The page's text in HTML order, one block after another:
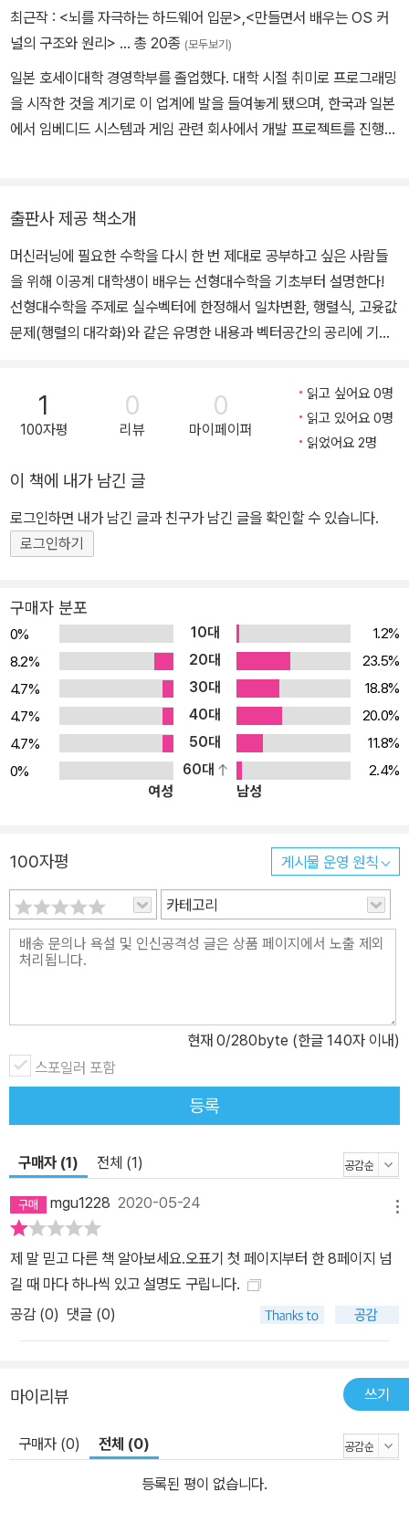
활동함. 최근에는 머신 러닝을 비롯한 데이터 활용 기술의 기초를 세
상에 알리기 위해 강연하거나 잡지 기고 및 서적 집필에도 주력하고
용기술』, 『Docker 실천 입문』, 『IT 엔지니어를 위한 머신 러닝 이론
입문』(모두 기술평론사), 『Tensorflow로 배우는 딥러닝 입문』(마
이나비 출판) 등이 있음.
최근작 : <뇌를 자극하는 하드웨어 입문>,<만들면서 배우는 OS 커
널의 구조와 원리> … 총 20종 (모두보기)
일본 호세이대학 경영학부를 졸업했다. 대학 시절 취미로 프로그래밍
을 시작한 것을 계기로 이 업계에 발을 들여놓게 됐으며, 한국과 일본
에서 임베디드 시스템과 게임 관련 회사에서 개발 프로젝트를 진행했
서》 《유니티 UI 디자인 교과서》 《머신러닝 이론 입문》 《모던 C 언어
프로그래밍》 《따라 하면서 배우는 유니티 3D 입문》이 있으며, 저서
로는 《만들면서 배우는 OS커널의 구조와 원리》 《뇌를 자극하는 하
드웨어 입문》이 있다.
출판사 제공 책소개
머신러닝에 필요한 수학을 다시 한 번 제대로 공부하고 싶은 사람들
을 위해 이공계 대학생이 배우는 선형대수학을 기초부터 설명한다!
선형대수학을 주제로 실수벡터에 한정해서 일차변환, 행렬식, 고윳값
문제(행렬의 대각화)와 같은 유명한 내용과 벡터공간의 공리에 기반
렬식의 성질이나 대칭행렬의 대각화처럼 '그 결과는 알지만 그것이
왜 성립하는지 알 수 없는' 내용이 많습니다. 이 책은 정의를 기반으로
논리를 엄밀하게 전개하고 계산을 차근차근 진행합니다. 각각의 내용
기구를 준비하고 이 책에 나오는 설명과 함께 수식에 기반한 논리 전
개를 반드시 손수 재현해 보기 바랍니다. 그리고 직감적인 이해에 머
무르지 않는 '엄밀한 수학'의 세계를 다시 한 번 되돌아보고 즐겁게 음
미해 보기 바랍니다. ★ 이 책의 특징 ★ ◎ 머신러닝에 필요한 세 분
다. ◎ 새롭게 다시 공부하는 재입문자가 이해하기 쉽게끔 정의와 정
리를 토대로 친절하고 상세하게 설명합니다. ◎ 각 장의 마지막에 이
해를 돕기 위한 연습문제가 있습니다. ★ 이 책의 대상 독자 ★ 대학
교 1, 2학년 때 배운 수학을 다시 한 번 기초부터 공부하고 싶은 개발
자나 이공계 고등학교 수학 지식이 필요한 사람. 이공계 대학교 1, 2
학년생이 처음 배우는 교과서로도 활용할 수 있습니다.
1
100자평
0
리뷰
0
마이페이퍼
읽고 싶어요 0명
읽고 있어요 0명
읽었어요 2명
이 책에 내가 남긴 글
로그인하면 내가 남긴 글과 친구가 남긴 글을 확인할 수 있습니다.
로그인하기
구매자 분포
0% 10대
1.2%
8.2%
20대
23.5%
4.7%
30대
18.8%
4.7%
40대
20.0%
4.7%
50대
11.8%
0%
60대
2.4%
여성
남성
100자평 게시물 운영 원칙
카테고리
현재 0/280byte (한글 140자 이내)
스포일러 포함
등록
구매자 (1) 전체 (1)
mgu1228 2020-05-24
제 말 믿고 다른 책 알아보세요.오표기 첫 페이지부터 한 8페이지 넘
길 때 마다 하나씩 있고 설명도 구립니다.
공감 (0) 댓글 (0)
마이리뷰 쓰기
구매자 (0) 전체 (0)
등록된 평이 없습니다.